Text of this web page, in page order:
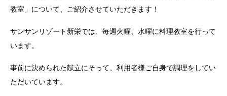
教室」について、ご紹介させていただきます！
サンサンリゾート新栄では、毎週火曜、水曜に料理教室を行って
います。
事前に決められた献立にそって、利用者様ご自身で調理をしてい
ただいています。